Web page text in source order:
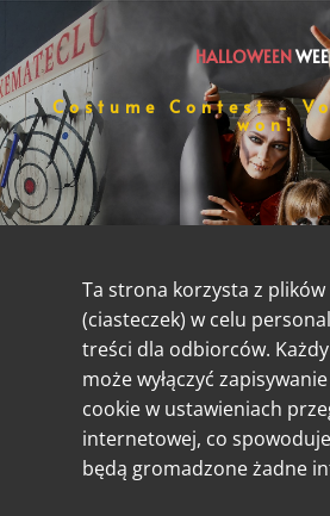
HALLOWEEN
Costume Contest -
won!
Przebranie i
- zabawimy się
Ta strona korzysta z
(ciasteczek) w celu
treści dla odbiorców.
może wyłączyć
cookie w ustawieniach
internetowej, co
będą gromadzone żadne